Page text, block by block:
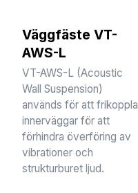
Väggfäste VT-
AWS-L
VT-AWS-L (Acoustic
Wall Suspension)
används för att frikoppla
innerväggar för att
förhindra överföring av
vibrationer och
strukturburet ljud.